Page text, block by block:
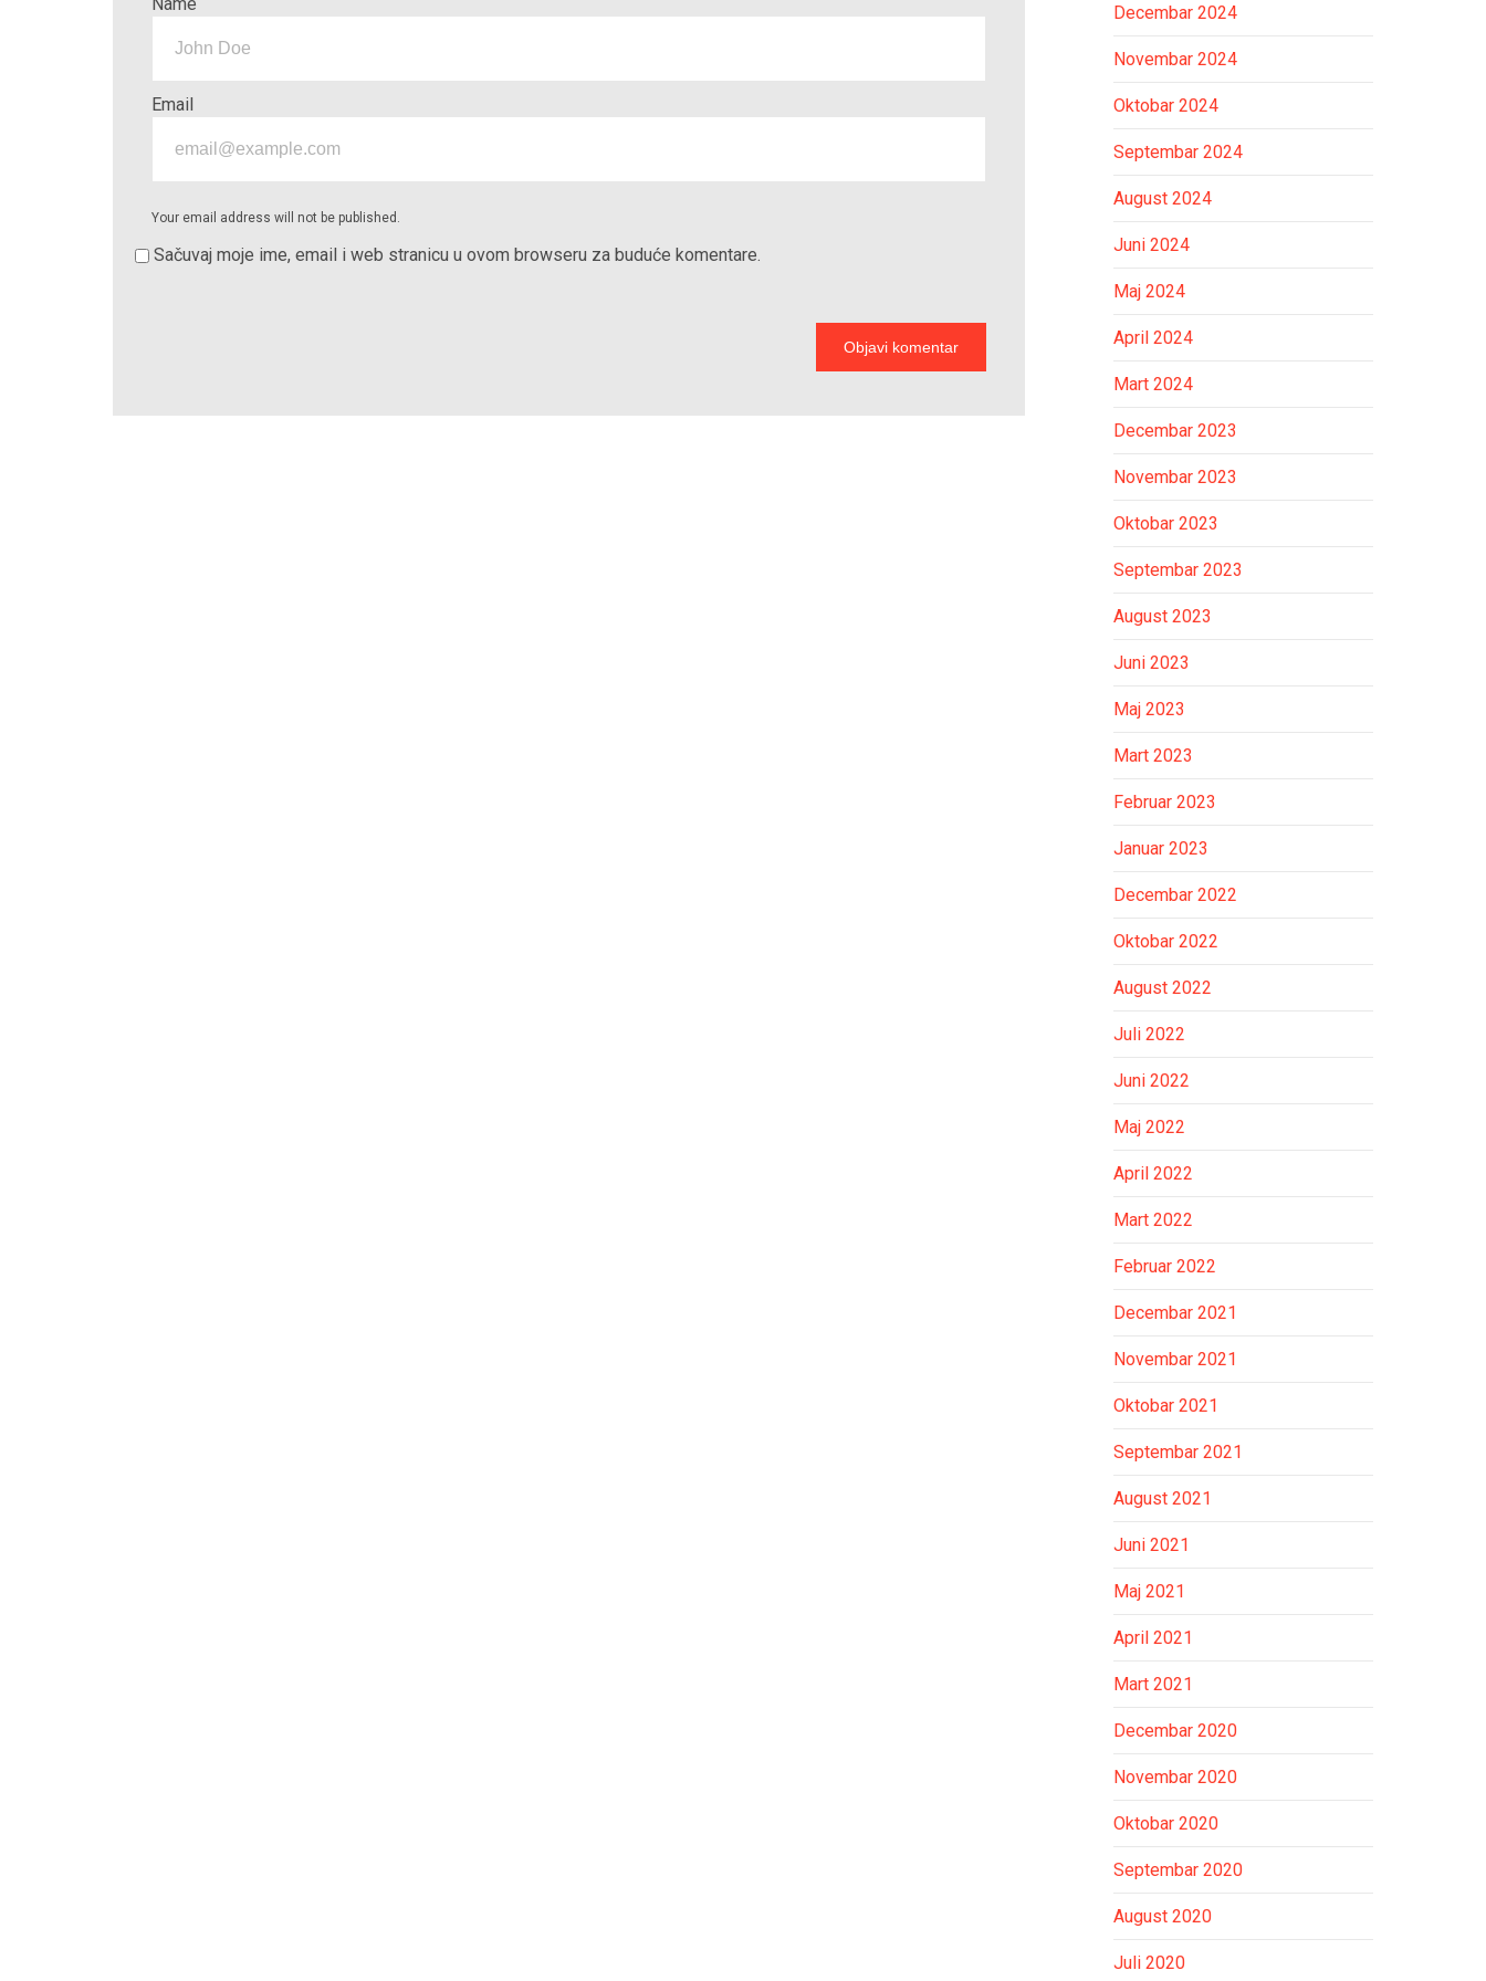
Email
Your email address will not be published.
Sačuvaj moje ime, email i web stranicu u ovom browseru za buduće komentare.
Decembar 2024
Novembar 2024
Oktobar 2024
Septembar 2024
August 2024
Juni 2024
Maj 2024
April 2024
Mart 2024
Decembar 2023
Novembar 2023
Oktobar 2023
Septembar 2023
August 2023
Juni 2023
Maj 2023
Mart 2023
Februar 2023
Januar 2023
Decembar 2022
Oktobar 2022
August 2022
Juli 2022
Juni 2022
Maj 2022
April 2022
Mart 2022
Februar 2022
Decembar 2021
Novembar 2021
Oktobar 2021
Septembar 2021
August 2021
Juni 2021
Maj 2021
April 2021
Mart 2021
Decembar 2020
Novembar 2020
Oktobar 2020
Septembar 2020
August 2020
Juli 2020